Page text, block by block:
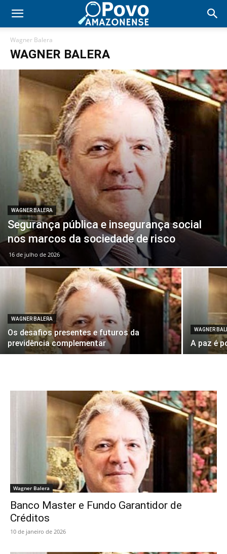
Wagner Balera
WAGNER BALERA
WAGNER BALERA
Segurança pública e insegurança social
nos marcos da sociedade de risco
16 de julho de 2026
WAGNER BALERA
Os desafios presentes e futuros da
previdência complementar
WAGNER
A paz é
Wagner Balera
Banco Master e Fundo Garantidor de
Créditos
10 de janeiro de 2026